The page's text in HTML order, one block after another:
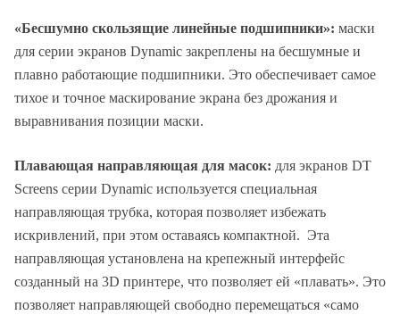
«Бесшумно скользящие линейные подшипники»: маски
для серии экранов Dynamic закреплены на бесшумные и
плавно работающие подшипники. Это обеспечивает самое
тихое и точное маскирование экрана без дрожания и
выравнивания позиции маски.
Плавающая направляющая для масок: для экранов DT
Screens серии Dynamic используется специальная
направляющая трубка, которая позволяет избежать
искривлений, при этом оставаясь компактной. Эта
направляющая установлена на крепежный интерфейс
созданный на 3D принтере, что позволяет ей «плавать». Это
позволяет направляющей свободно перемещаться «само